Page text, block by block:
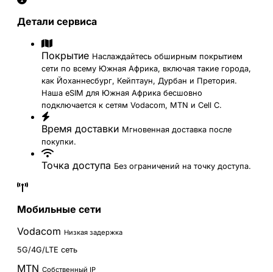
Детали сервиса
Покрытие Наслаждайтесь обширным покрытием
сети по всему Южная Африка, включая такие города,
как Йоханнесбург, Кейптаун, Дурбан и Претория.
Наша eSIM для Южная Африка бесшовно
подключается к сетям Vodacom, MTN и Cell C.
Время доставки Мгновенная доставка после
покупки.
Точка доступа Без ограничений на точку доступа.
Мобильные сети
Vodacom Низкая задержка
5G/4G/LTE сеть
MTN Собственный IP